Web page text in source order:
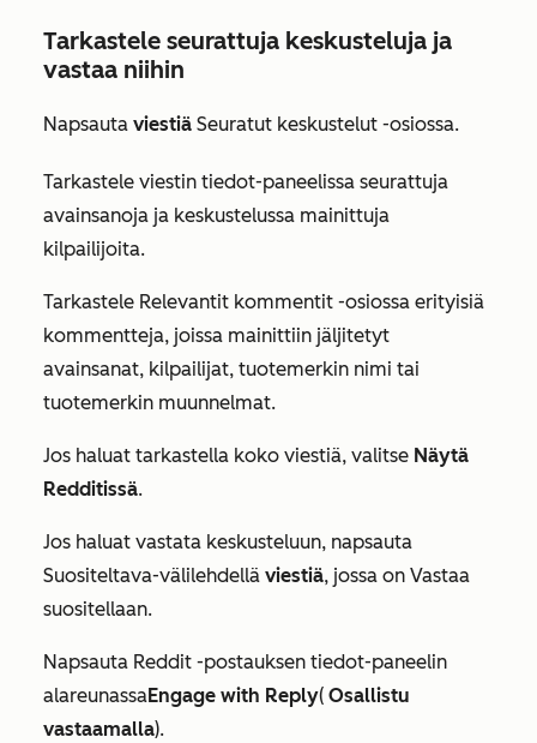
Tarkastele seurattuja keskusteluja ja
vastaa niihin
Napsauta viestiä Seuratut keskustelut -osiossa.
Tarkastele viestin tiedot-paneelissa seurattuja
avainsanoja ja keskustelussa mainittuja
kilpailijoita.
Tarkastele Relevantit kommentit -osiossa erityisiä
kommentteja, joissa mainittiin jäljitetyt
avainsanat, kilpailijat, tuotemerkin nimi tai
tuotemerkin muunnelmat.
Jos haluat tarkastella koko viestiä, valitse Näytä
Redditissä.
Jos haluat vastata keskusteluun, napsauta
Suositeltava-välilehdellä viestiä, jossa on Vastaa
suositellaan.
Napsauta Reddit -postauksen tiedot-paneelin
alareunassaEngage with Reply( Osallistu
vastaamalla).